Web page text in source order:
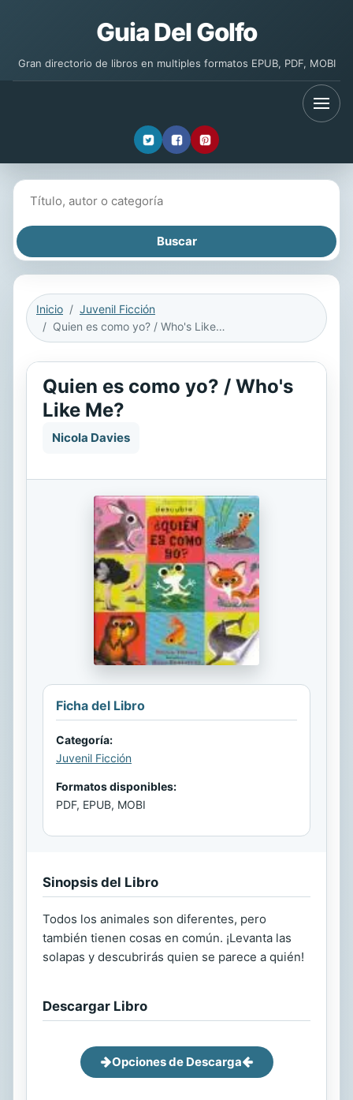
Guia Del Golfo
Gran directorio de libros en multiples formatos EPUB, PDF, MOBI
Inicio
Juvenil Ficción
Quien es como yo? / Who's Like Me?
Quien es como yo? / Who's
Like Me?
Nicola Davies
Ficha del Libro
Categoría:
Juvenil Ficción
Formatos disponibles:
PDF, EPUB, MOBI
Sinopsis del Libro
Todos los animales son diferentes, pero
también tienen cosas en común. ¡Levanta las
solapas y descubrirás quien se parece a quién!
Descargar Libro
Opciones de Descarga